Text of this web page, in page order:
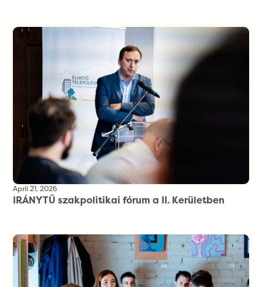
April 21, 2026
IRÁNYTŰ szakpolitikai fórum a II. Kerületben